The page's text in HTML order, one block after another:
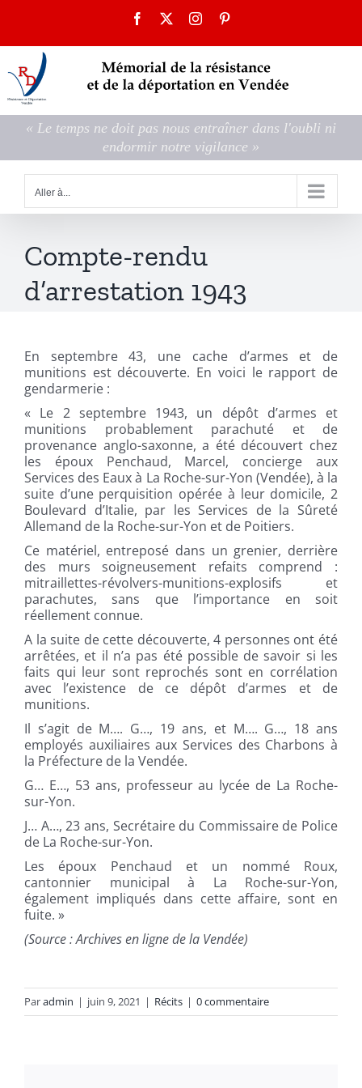
contenu
Facebook Instagram
« Le temps ne doit pas nous entraîner dans l'oubli ni
endormir notre vigilance »
Aller à...
Compte-rendu
d’arrestation 1943
En septembre 43, une cache d’armes et de
munitions est découverte. En voici le rapport de
gendarmerie :
« Le 2 septembre 1943, un dépôt d’armes et
munitions probablement parachuté et de
provenance anglo-saxonne, a été découvert chez
les époux Penchaud, Marcel, concierge aux
Services des Eaux à La Roche-sur-Yon (Vendée), à la
suite d’une perquisition opérée à leur domicile, 2
Boulevard d’Italie, par les Services de la Sûreté
Allemand de la Roche-sur-Yon et de Poitiers.
Ce matériel, entreposé dans un grenier, derrière
des murs soigneusement refaits comprend :
mitraillettes-révolvers-munitions-explosifs et
parachutes, sans que l’importance en soit
réellement connue.
A la suite de cette découverte, 4 personnes ont été
arrêtées, et il n’a pas été possible de savoir si les
faits qui leur sont reprochés sont en corrélation
avec l’existence de ce dépôt d’armes et de
munitions.
Il s’agit de M…. G…, 19 ans, et M…. G…, 18 ans
employés auxiliaires aux Services des Charbons à
la Préfecture de la Vendée.
G… E…, 53 ans, professeur au lycée de La Roche-
sur-Yon.
J… A…, 23 ans, Secrétaire du Commissaire de Police
de La Roche-sur-Yon.
Les époux Penchaud et un nommé Roux,
cantonnier municipal à La Roche-sur-Yon,
également impliqués dans cette affaire, sont en
fuite. »
(Source : Archives en ligne de la Vendée)
Paradmin | juin 9, 2021 | Récits | 0 commentaire